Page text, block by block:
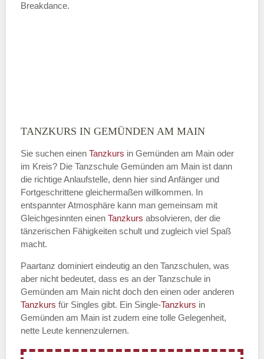
Breakdance.
TANZKURS IN GEMÜNDEN AM MAIN
Sie suchen einen Tanzkurs in Gemünden am Main oder
im Kreis? Die Tanzschule Gemünden am Main ist dann
die richtige Anlaufstelle, denn hier sind Anfänger und
Fortgeschrittene gleichermaßen willkommen. In
entspannter Atmosphäre kann man gemeinsam mit
Gleichgesinnten einen Tanzkurs absolvieren, der die
tänzerischen Fähigkeiten schult und zugleich viel Spaß
macht.
Paartanz dominiert eindeutig an den Tanzschulen, was
aber nicht bedeutet, dass es an der Tanzschule in
Gemünden am Main nicht doch den einen oder anderen
Tanzkurs für Singles gibt. Ein Single-Tanzkurs in
Gemünden am Main ist zudem eine tolle Gelegenheit,
nette Leute kennenzulernen.